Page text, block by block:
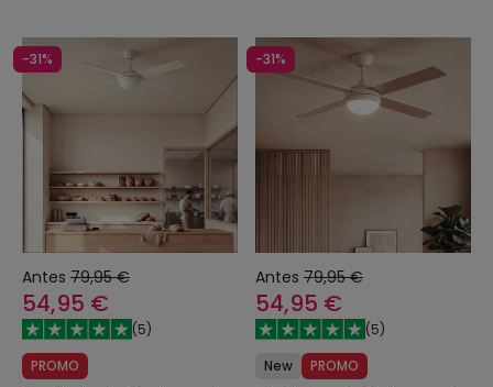
-31%
Antes 79,95 €
54,95 €
(5)
PROMO
-31%
Antes 79,95 €
54,95 €
(5)
New
PROMO